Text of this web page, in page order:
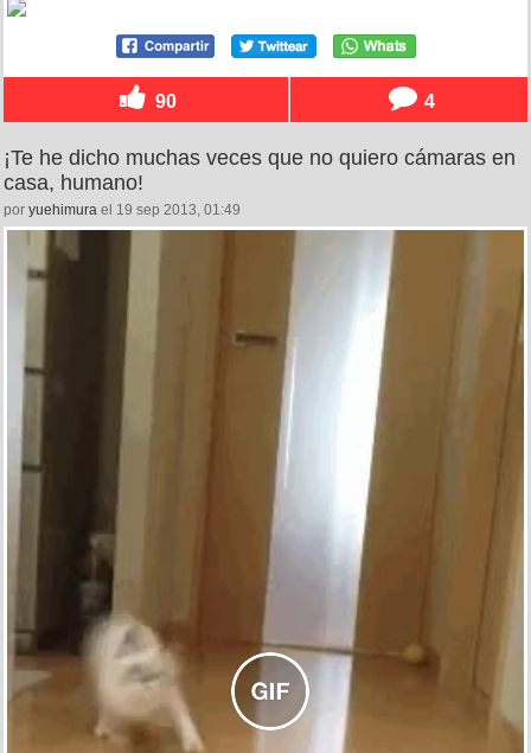
90 4
¡Te he dicho muchas veces que no quiero cámaras en
casa, humano!
por yuehimura el 19 sep 2013, 01:49